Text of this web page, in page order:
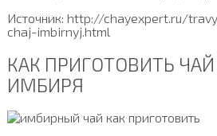
Источник: http://chayexpert.ru/
chaj-imbirnyj.html
КАК ПРИГОТОВИТЬ
ИМБИРЯ